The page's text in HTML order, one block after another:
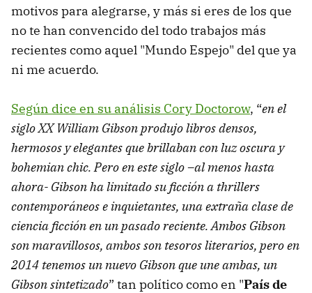
motivos para alegrarse, y más si eres de los que
no te han convencido del todo trabajos más
recientes como aquel "Mundo Espejo" del que ya
ni me acuerdo.
Según dice en su análisis Cory Doctorow, “en el
siglo XX William Gibson produjo libros densos,
hermosos y elegantes que brillaban con luz oscura y
bohemian chic. Pero en este siglo –al menos hasta
ahora- Gibson ha limitado su ficción a thrillers
contemporáneos e inquietantes, una extraña clase de
ciencia ficción en un pasado reciente. Ambos Gibson
son maravillosos, ambos son tesoros literarios, pero en
2014 tenemos un nuevo Gibson que une ambas, un
Gibson sintetizado” tan político como en "País de